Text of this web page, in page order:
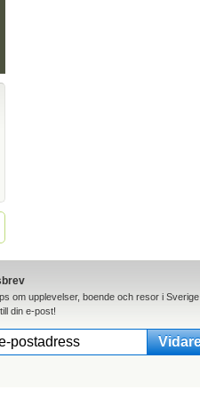
om upplevelser, boende och resor i Sverige
din e-post!